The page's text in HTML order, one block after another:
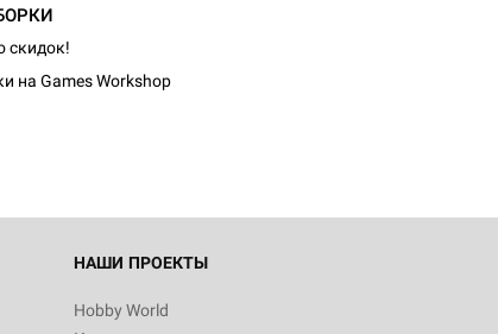
скидок!
на Games Workshop
НАШИ ПРОЕКТЫ
Hobby World